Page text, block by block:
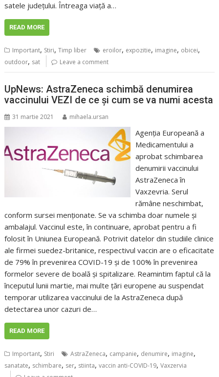
satele județului. Întreaga viață a…
READ MORE
Important, Stiri,Timp liber eroilor, expozitie, imagine, obicei,
outdoor, sat Leave a comment
UpNews: AstraZeneca schimbă denumirea
vaccinului VEZI de ce și cum se va numi acesta
31 martie 2021 mihaela.ursan
Agenția Europeană a
Medicamentului a
aprobat schimbarea
denumirii vaccinului
AstraZeneca în
Vaxzevria. Serul
rămâne neschimbat,
conform sursei menționate. Se va schimba doar numele și
ambalajul. Vaccinul este, în continuare, aprobat pentru a fi
folosit în Uniunea Europeană. Potrivit datelor din studiile clinice
ale firmei suedez-britanice, respectivul vaccin are o eficacitate
de 79% în prevenirea COVID-19 și de 100% în prevenirea
formelor severe de boală și spitalizare. Reamintim faptul că la
începutul lunii martie, mai multe ţări europene au suspendat
temporar utilizarea vaccinului de la AstraZeneca după
detectarea unor cazuri de…
READ MORE
Important, Stiri AstraZeneca, campanie, denumire, imagine,
sanatate, schimbare, ser, stiinta,vaccin anti-COVID-19,Vaxzervia